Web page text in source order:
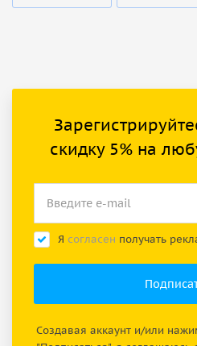
скидку 5% на
Я согласен получать
Создавая аккаунт и/или